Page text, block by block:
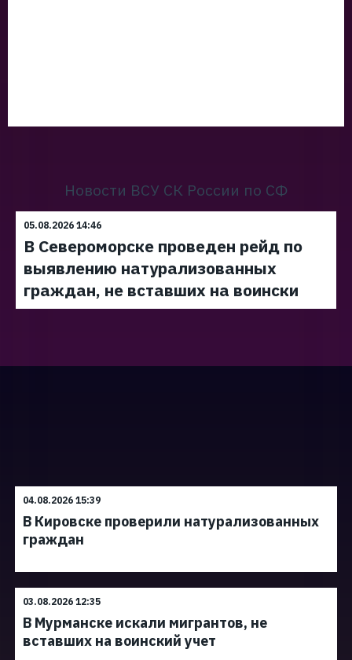
Новости ВСУ СК России по СФ
05.08.2026 14:46
В Североморске проведен рейд по
выявлению натурализованных
граждан, не вставших на воински
04.08.2026 15:39
В Кировске проверили натурализованных
граждан
03.08.2026 12:35
В Мурманске искали мигрантов, не
вставших на воинский учет